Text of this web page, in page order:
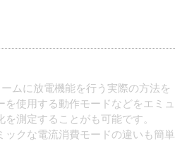
ムに放電機能を行う実際の方法を
使用する動作モードなどをエミュ
測定することがも可能です。
クな電流消費モードの違いも簡単